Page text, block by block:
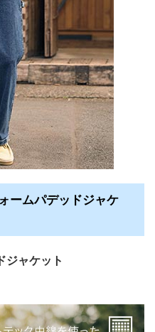
ームパデッドジャケ
ジャケット